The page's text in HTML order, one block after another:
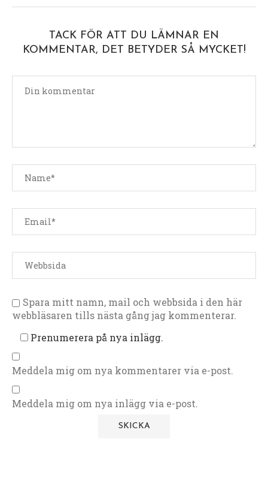
TACK FÖR ATT DU LÄMNAR EN
KOMMENTAR, DET BETYDER SÅ MYCKET!
Spara mitt namn, mail och webbsida i den här
webbläsaren tills nästa gång jag kommenterar.
Prenumerera på nya inlägg.
Meddela mig om nya kommentarer via e-post.
Meddela mig om nya inlägg via e-post.